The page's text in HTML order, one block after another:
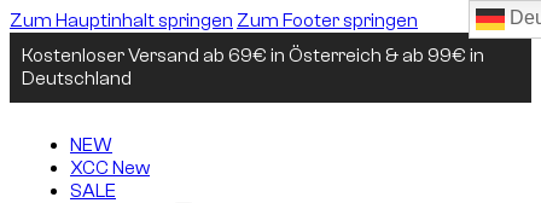
Zum Hauptinhalt springen Zum Footer springen
Kostenloser Versand ab 69€ in Österreich & ab 99€ in
Deutschland
NEW
XCC New
SALE